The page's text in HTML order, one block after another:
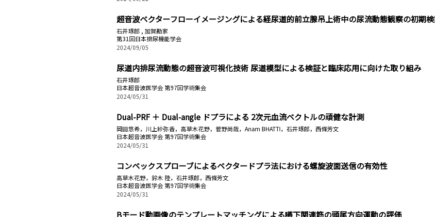
超音波ベクターフローイメージングによる経尿道的前立腺吊上術中の尿流動態観察の初期
石井琢郎 , 加賀勘家
第31回日本排尿機能学会
2024/09/05
尿道内排尿流動態の超音波可視化技術 尿道模型による検証と臨床応用に向けた取り組み
石井琢郎
日本超音波医学会 第97回学術集会
2024/05/31
Dual-PRF ＋ Dual-angle ドプラによる 2次元血流ベクトルの頑健な計測
岡田悠希，川上紗弥香，高草木花野，菅野尚哉，Anam BHATTI，石井琢郎，西條芳文
日本超音波医学会 第97回学術集会
2024/05/31
コンベックスプローブによるベクタードプラ法における螺旋波面送信の有効性
高草木花野，鈴木 陸，石井琢郎，西條芳文
日本超音波医学会 第97回学術集会
2024/05/31
Bモード動画像のテンプレートマッチングによる嚥下関連筋の頭尾方向運動の評価